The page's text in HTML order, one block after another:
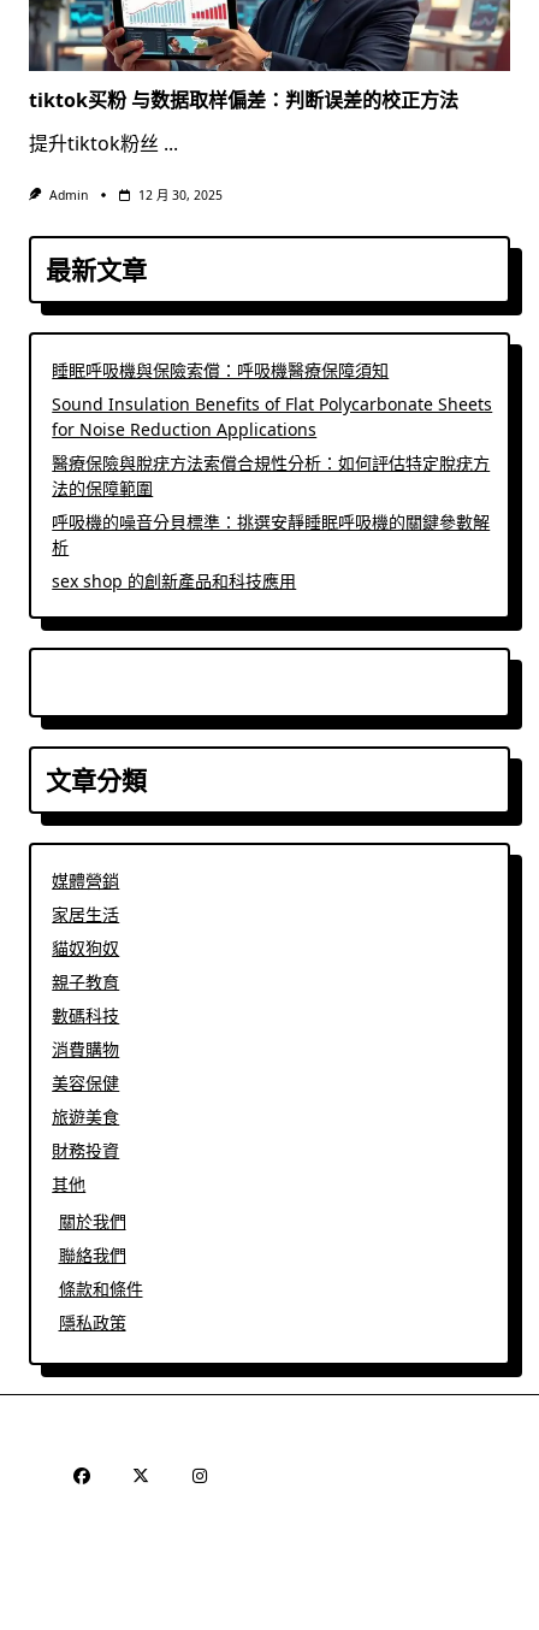
tiktok买粉 与数据取样偏差：判断误差的校正方法
提升tiktok粉丝 ...
Admin 12 月 30, 2025
最新文章
睡眠呼吸機與保險索償：呼吸機醫療保障須知
Sound Insulation Benefits of Flat Polycarbonate Sheets
for Noise Reduction Applications
醫療保險與脫疣方法索償合規性分析：如何評估特定脫疣方
法的保障範圍
呼吸機的噪音分貝標準：挑選安靜睡眠呼吸機的關鍵參數解
析
sex shop 的創新產品和科技應用
文章分類
媒體營銷
家居生活
貓奴狗奴
親子教育
數碼科技
消費購物
美容保健
旅遊美食
財務投資
其他
關於我們
聯絡我們
條款和條件
隱私政策